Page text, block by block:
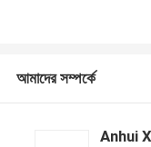
আমাদের সম্পর্কে
Anhui